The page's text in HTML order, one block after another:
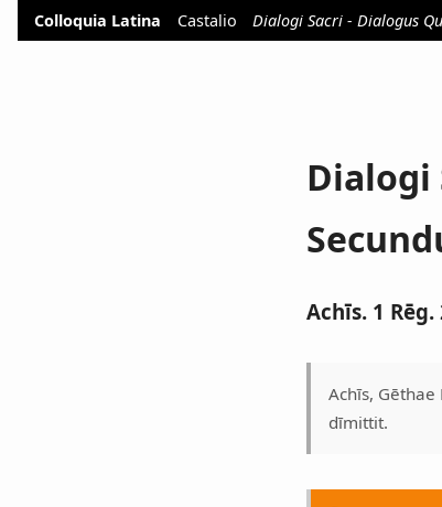
Colloquia Latina Castalio Dialogi Sacri - Dialogus
Dialogi
Achīs. 1 Rēg.
Achīs,
dīmittit.